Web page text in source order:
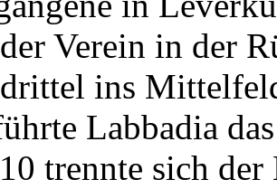
Verein in der
ins
Labbadia
trennte sich